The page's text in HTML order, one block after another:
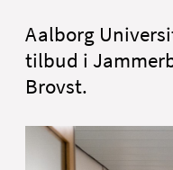
Aalborg
tilbud i
Brovst.